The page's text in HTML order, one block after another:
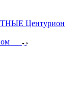
Центурион